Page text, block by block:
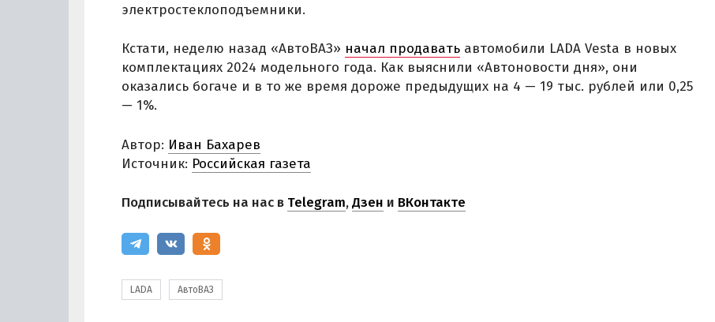
электростеклоподъемники.
Кстати, неделю назад «АвтоВАЗ» начал продавать автомобили LADA Vesta в новых
комплектациях 2024 модельного года. Как выяснили «Автоновости дня», они
оказались богаче и в то же время дороже предыдущих на 4 — 19 тыс. рублей или 0,25
— 1%.
Автор: Иван Бахарев
Источник: Российская газета
Подписывайтесь на нас в Telegram,Дзен и ВКонтакте
LADA АвтоВАЗ